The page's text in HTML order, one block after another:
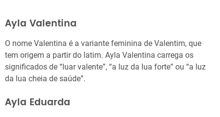
Ayla Valentina
O nome Valentina é a variante feminina de Valentim, que
tem origem a partir do latim. Ayla Valentina carrega os
significados de “luar valente”, “a luz da lua forte” ou “a luz
da lua cheia de saúde”.
Ayla Eduarda